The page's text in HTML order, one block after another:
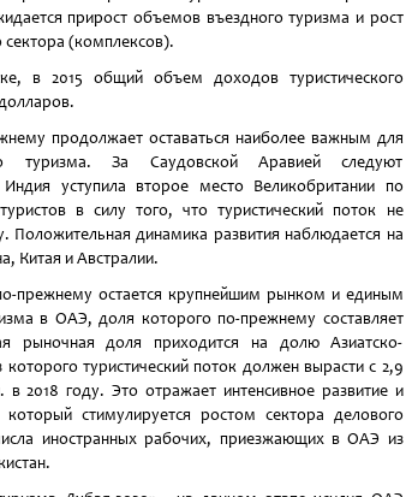
прирост объемов въездного туризма и рост
сектора (комплексов).
в 2015 общий объем доходов туристического
продолжает оставаться наиболее важным для
туризма. За Саудовской Аравией следуют
уступила второе место Великобритании по
в силу того, что туристический поток не
Положительная динамика развития наблюдается на
Китая и Австралии.
прежнему остается крупнейшим рынком и единым
в ОАЭ, доля которого по-прежнему составляет
рыночная доля приходится на долю Азиатско-
которого туристический поток должен вырасти с 2,9
2018 году. Это отражает интенсивное развитие и
стимулируется ростом сектора делового
иностранных рабочих, приезжающих в ОАЭ из